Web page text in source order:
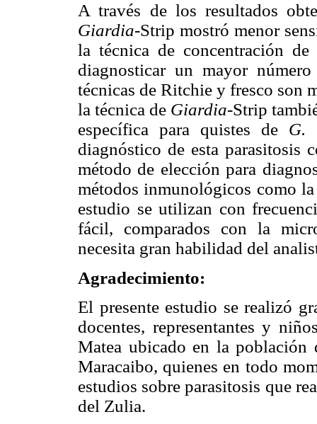
A través de los resultados
Giardia-Strip mostró menor
la técnica de concentración
diagnosticar un mayor
técnicas de Ritchie y fresco son
la técnica de Giardia-Strip
específica para quistes de G.
diagnóstico de esta parasitosis
método de elección para
métodos inmunológicos como
estudio se utilizan con
fácil, comparados con la
necesita gran habilidad del
Agradecimiento:
El presente estudio se realizó
docentes, representantes y
Matea ubicado en la población
Maracaibo, quienes en todo
estudios sobre parasitosis que
del Zulia.